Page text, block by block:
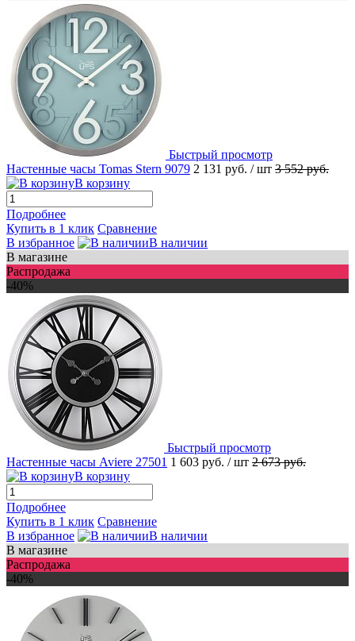
Быстрый просмотр
Настенные часы Tomas Stern 9079 2 131 руб. / шт 3 552 руб.
В корзину
Подробнее
Купить в 1 клик Сравнение
В избранное
В наличии
В магазине
Распродажа
-40%
Быстрый просмотр
Настенные часы Aviere 27501 1 603 руб. / шт 2 673 руб.
В корзину
Подробнее
Купить в 1 клик Сравнение
В избранное
В наличии
В магазине
Распродажа
-40%